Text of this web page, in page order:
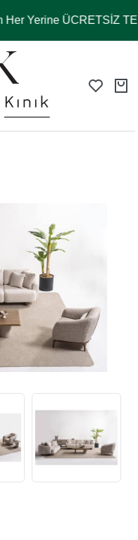
Yerine ÜCRETSİZ